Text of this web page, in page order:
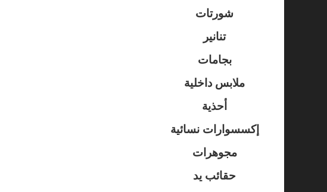
شورتات
تنانير
بجامات
ملابس داخلية
أحذية
إكسسوارات نسائية
مجوهرات
حقائب يد